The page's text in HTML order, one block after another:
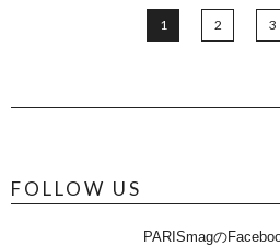
1 2 3
FOLLOW US
PARISmagの